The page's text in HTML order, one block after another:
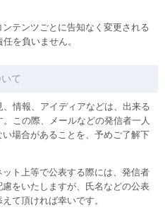
テンツごとに告知なく変更される
を負いません。
て
情報、アイディアなどは、出来る
この際、メールなどの発信者一人
場合があることを、予めご了解下
ト上等で公表する際には、発信者
をいたしますが、氏名などの公表
て頂ければ幸いです。